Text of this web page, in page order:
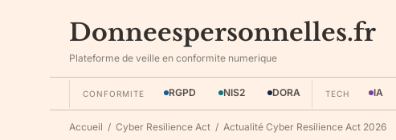
Donneespersonnelles.fr
Plateforme de veille en conformite numerique
CONFORMITE RGPD NIS2 DORA TECH IA
Accueil / Cyber Resilience Act / Actualité Cyber Resilience Act 2026